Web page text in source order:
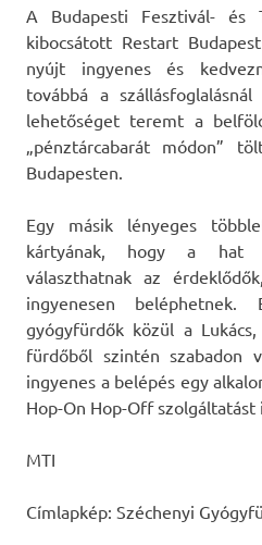
A Budapesti Fesztivál- és
kibocsátott Restart
nyújt ingyenes és
továbbá a
lehetőséget teremt a
„pénztárcabarát módon”
Budapesten.
Egy másik lényeges
kártyának, hogy a hat
választhatnak az
ingyenesen
gyógyfürdők közül a
fürdőből szintén szabadon
ingyenes a belépés egy
Hop-On Hop-Off szolgáltatást
MTI
Címlapkép: Széchenyi